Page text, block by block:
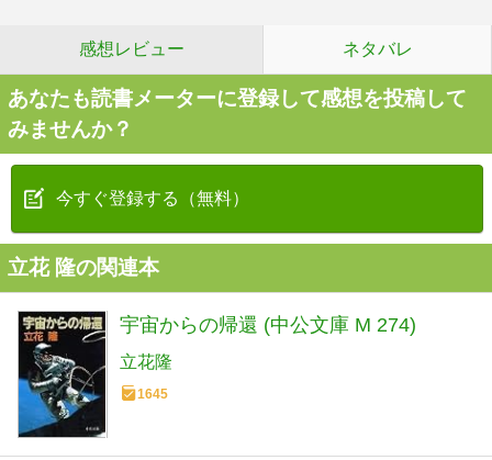
感想レビュー ネタバレ
あなたも読書メーターに登録して感想を投稿して
みませんか？
今すぐ登録する（無料）
立花 隆の関連本
宇宙からの帰還 (中公文庫 M 274)
立花隆
1645